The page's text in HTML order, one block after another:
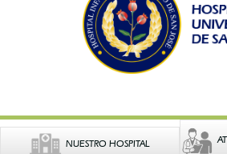
NUESTRO HOSPITAL